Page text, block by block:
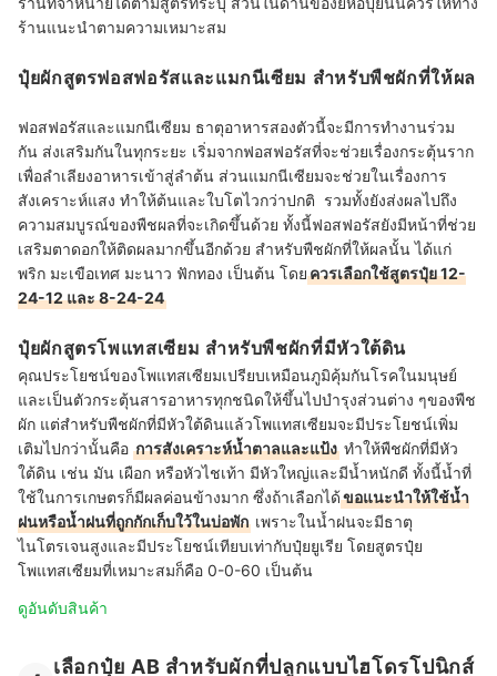
ร้านแนะนำตามความเหมาะสม
ปุ๋ยผักสูตรฟอสฟอรัสและแมกนีเซียม สำหรับพืชผักที่ให้ผล
ฟอสฟอรัสและแมกนีเซียม ธาตุอาหารสองตัวนี้จะมีการทำงานร่วม
กัน ส่งเสริมกันในทุกระยะ เริ่มจากฟอสฟอรัสที่จะช่วยเรื่องกระตุ้นราก
เพื่อลำเลียงอาหารเข้าสู่ลำต้น ส่วนแมกนีเซียมจะช่วยในเรื่องการ
สังเคราะห์แสง ทำให้ต้นและใบโตไวกว่าปกติ รวมทั้งยังส่งผลไปถึง
ความสมบูรณ์ของพืชผลที่จะเกิดขึ้นด้วย ทั้งนี้ฟอสฟอรัสยังมีหน้าที่ช่วย
เสริมตาดอกให้ติดผลมากขึ้นอีกด้วย สำหรับพืชผักที่ให้ผลนั้น ได้แก่
พริก มะเขือเทศ มะนาว ฟักทอง เป็นต้น โดยควรเลือกใช้สูตรปุ๋ย 12-
24-12 และ 8-24-24
ปุ๋ยผักสูตรโพแทสเซียม สำหรับพืชผักที่มีหัวใต้ดิน
คุณประโยชน์ของโพแทสเซียมเปรียบเหมือนภูมิคุ้มกันโรคในมนุษย์
และเป็นตัวกระตุ้นสารอาหารทุกชนิดให้ขึ้นไปบำรุงส่วนต่าง ๆของพืช
ผัก แต่สำหรับพืชผักที่มีหัวใต้ดินแล้วโพแทสเซียมจะมีประโยชน์เพิ่ม
เติมไปกว่านั้นคือ การสังเคราะห์น้ำตาลและแป้ง ทำให้พืชผักที่มีหัว
ใต้ดิน เช่น มัน เผือก หรือหัวไชเท้า มีหัวใหญ่และมีน้ำหนักดี ทั้งนี้น้ำที่
ใช้ในการเกษตรก็มีผลค่อนข้างมาก ซึ่งถ้าเลือกได้ขอแนะนำให้ใช้น้ำ
ฝนหรือน้ำฝนที่ถูกกักเก็บใว้ในบ่อพัก เพราะในน้ำฝนจะมีธาตุ
ไนโตรเจนสูงและมีประโยชน์เทียบเท่ากับปุ๋ยยูเรีย โดยสูตรปุ๋ย
โพแทสเซียมที่เหมาะสมก็คือ 0-0-60 เป็นต้น
ดูอันดับสินค้า
เลือกปุ๋ย AB สำหรับผักที่ปลูกแบบไฮโดรโปนิกส์